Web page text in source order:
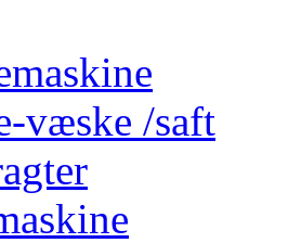
væske /saft